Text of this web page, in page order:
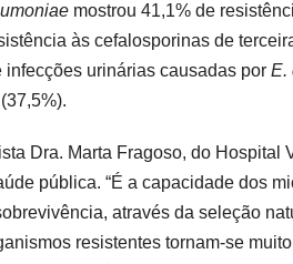
mostrou 41,1% de
às cefalosporinas de
infecções urinárias causadas por E.
Dra. Marta Fragoso, do
pública. “É a capacidade dos
através da seleção
resistentes tornam-se